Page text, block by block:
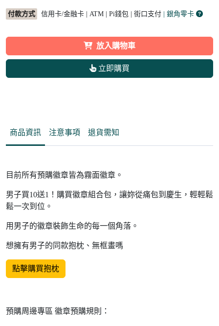
付款方式 信用卡/金融卡 | ATM | Pi錢包 | 街口支付 | 銀角零卡
放入購物車
立即購買
商品資訊 注意事項 退貨需知
目前所有預購徽章皆為霧面徽章。
男子買10送1！購買徽章組合包，讓妳從痛包到慶生，輕輕鬆
鬆一次到位。
用男子的徽章裝飾生命的每一個角落。
想擁有男子的同款抱枕、無框畫嗎
點擊購買抱枕
預購周邊專區 徽章預購規則：